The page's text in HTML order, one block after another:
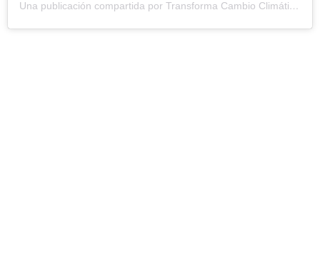
Una publicación compartida por Transforma Cambio Climático (@transformacambioclimatico)